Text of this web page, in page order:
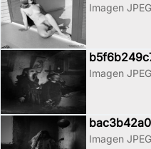
Imagen JPEG
Imagen JPEG
Imagen JPEG